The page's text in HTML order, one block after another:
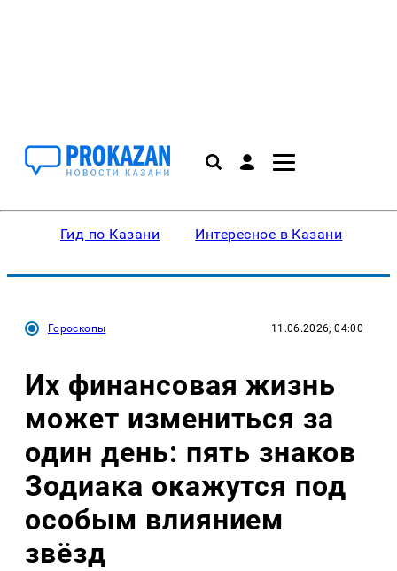
Гид по Казани Интересное в Казани
Гороскопы 11.06.2026, 04:00
Их финансовая жизнь
может измениться за
один день: пять знаков
Зодиака окажутся под
особым влиянием
звёзд